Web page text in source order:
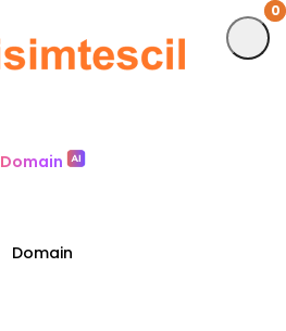
0
Domain
Domain
0